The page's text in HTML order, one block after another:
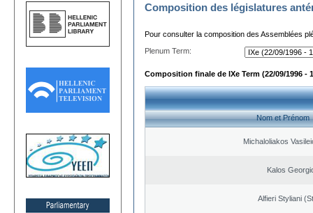
Composition des législatures
Pour consulter la composition des Assemblées
Plenum Term:
Composition finale de IXe Term (22/09/1996 -
Nom et Prénom
Michaloliakos
Kalos
Alfieri Styliani